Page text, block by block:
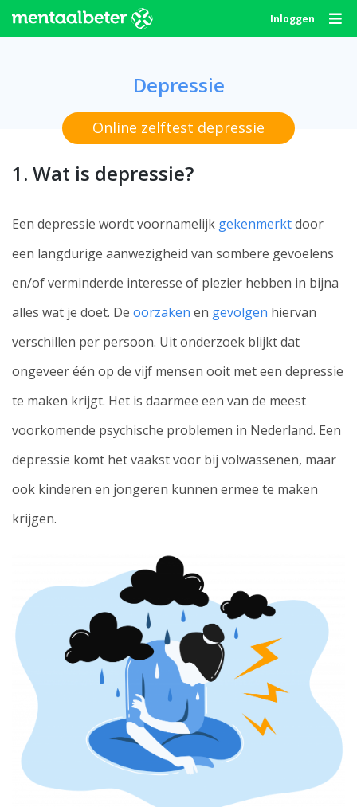
content
Inloggen
Depressie
Online zelftest depressie
1. Wat is depressie?
Een depressie wordt voornamelijk gekenmerktdoor
een langdurige aanwezigheid van sombere gevoelens
en/of verminderde interesse of plezier hebben in bijna
alles wat je doet. De oorzaken en gevolgen hiervan
verschillen per persoon. Uit onderzoek blijkt dat
ongeveer één op de vijf mensen ooit met een depressie
te maken krijgt. Het is daarmee een van de meest
voorkomende psychische problemen in Nederland. Een
depressie komt het vaakst voor bij volwassenen, maar
ook kinderen en jongeren kunnen ermee te maken
krijgen.